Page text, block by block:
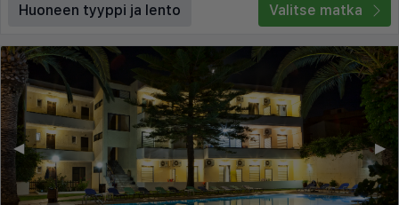
Huoneen tyyppi ja lento Valitse matka
▶︎
◀︎